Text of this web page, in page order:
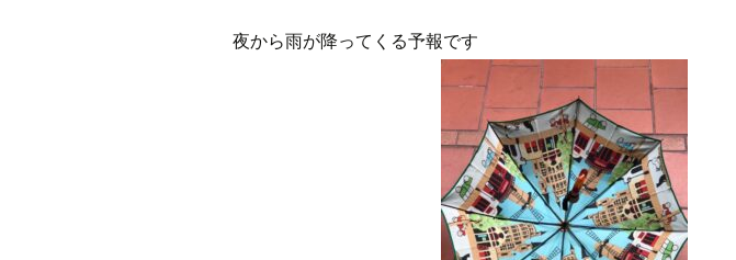
夜から雨が降ってくる予報です